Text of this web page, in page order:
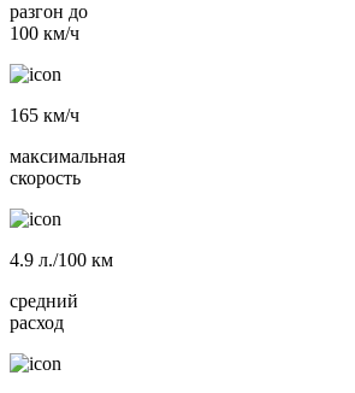
разгон до
100 км/ч
165 км/ч
максимальная
скорость
4.9 л./100 км
средний
расход